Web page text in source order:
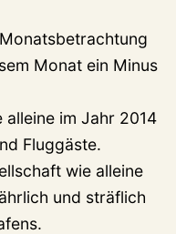
Monat ein Minus
alleine im Jahr 2014
Fluggäste.
wie alleine
und sträflich